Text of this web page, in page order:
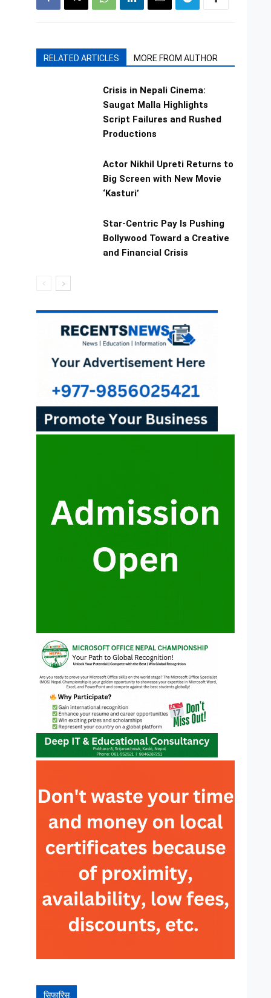
RELATED ARTICLES MORE FROM AUTHOR
Crisis in Nepali Cinema:
Saugat Malla Highlights
Script Failures and Rushed
Productions
Actor Nikhil Upreti Returns to
Big Screen with New Movie
‘Kasturi’
Star-Centric Pay Is Pushing
Bollywood Toward a Creative
and Financial Crisis
सिफारिस